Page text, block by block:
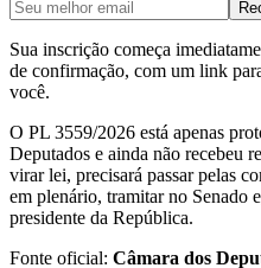
Sua inscrição começa
de confirmação, com um link
você.
O PL 3559/2026 está apenas
Deputados e ainda não recebeu
virar lei, precisará passar pelas
em plenário, tramitar no Senado
presidente da República.
Fonte oficial: Câmara dos